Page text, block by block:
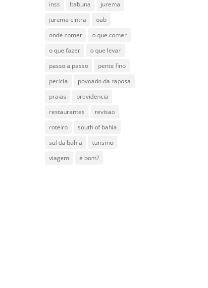
inss
Itabuna
jurema
jurema cintra
oab
onde comer
o que comer
o que fazer
o que levar
passo a passo
pente fino
perícia
povoado da raposa
praias
previdencia
restaurantes
revisao
roteiro
south of bahia
sul da bahia
turismo
viagem
é bom?